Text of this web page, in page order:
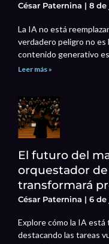
César Paternina 8 de
La IA no está
verdadero peligro no es
contenido generativo
Leer más »
El futuro del
orquestador
transformará
César Paternina 6 de
Explore cómo la IA
destacando las tareas